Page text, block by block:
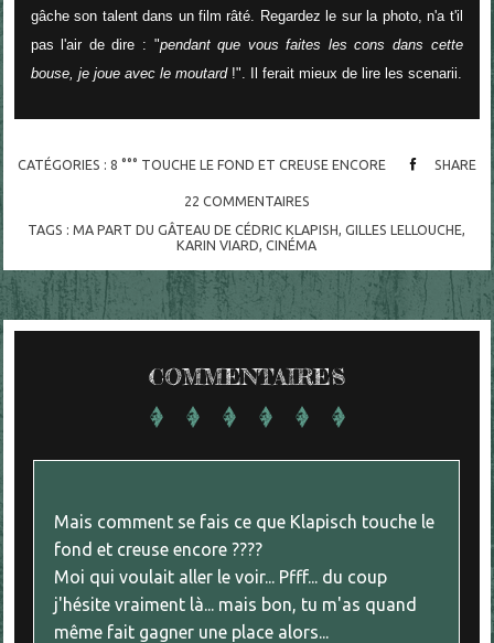
gâche son talent dans un film râté. Regardez le sur la photo, n'a t'il
pas l'air de dire : "pendant que vous faites les cons dans cette
bouse, je joue avec le moutard!". Il ferait mieux de lire les scenarii.
CATÉGORIES : 8 °°° TOUCHE LE FOND ET CREUSE ENCORE SHARE
22 COMMENTAIRES
TAGS :MA PART DU GÂTEAU DE CÉDRIC KLAPISH,GILLES LELLOUCHE,
KARIN VIARD,CINÉMA
COMMENTAIRES
Mais comment se fais ce que Klapisch touche le
fond et creuse encore ????
Moi qui voulait aller le voir... Pfff... du coup
j'hésite vraiment là... mais bon, tu m'as quand
même fait gagner une place alors...